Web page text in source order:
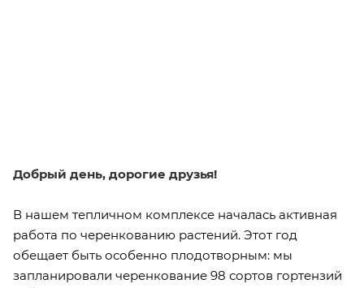
Добрый день, дорогие друзья!
В нашем тепличном комплексе началась активная
работа по черенкованию растений. Этот год
обещает быть особенно плодотворным: мы
запланировали черенкование 98 сортов гортензий